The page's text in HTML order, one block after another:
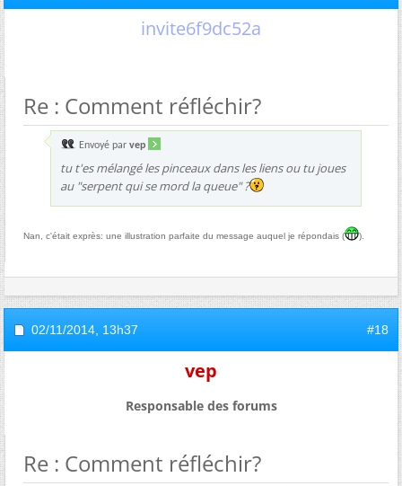
invite6f9dc52a
Re : Comment réfléchir?
Envoyé par vep
tu t'es mélangé les pinceaux dans les liens ou tu joues
au "serpent qui se mord la queue" ?
Nan, c'était exprès: une illustration parfaite du message auquel je répondais ( ).
02/11/2014, 13h37 #18
vep
Responsable des forums
Re : Comment réfléchir?